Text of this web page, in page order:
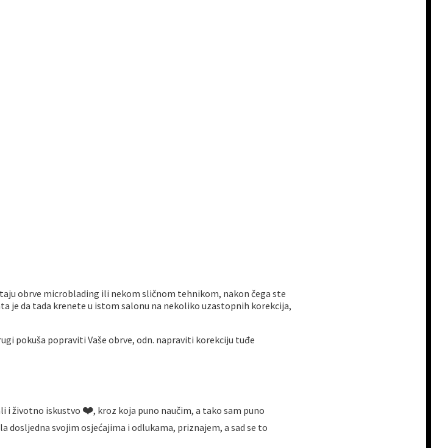
obrve microblading ili nekom sličnom tehnikom, nakon čega ste
je da tada krenete u istom salonu na nekoliko uzastopnih korekcija,
pokuša popraviti Vaše obrve, odn. napraviti korekciju tuđe
i životno iskustvo ❤️, kroz koja puno naučim, a tako sam puno
dosljedna svojim osjećajima i odlukama, priznajem, a sad se to